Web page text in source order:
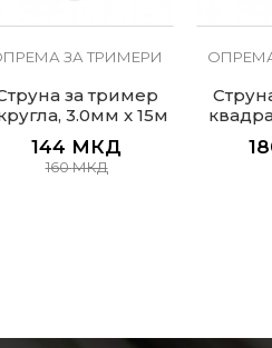
ЗА ТРИМЕРИ
за тример
3.0мм x 15м
144 МКД
160МКД